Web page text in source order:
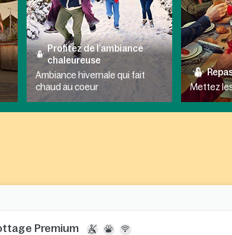
Profitez de l’ambiance
chaleureuse
Ambiance hivernale qui fait
chaud au coeur
Mettez
Premium